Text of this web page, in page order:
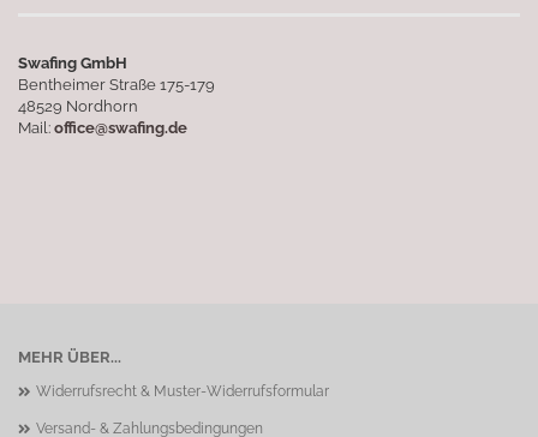
Swafing GmbH
Bentheimer Straße 175-179
48529 Nordhorn
Mail: office@swafing.de
MEHR ÜBER...
Widerrufsrecht & Muster-Widerrufsformular
Versand- & Zahlungsbedingungen